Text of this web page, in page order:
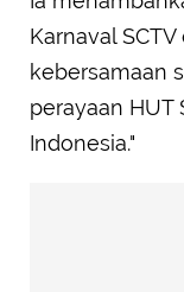
Karnaval
kebersamaan
perayaan HUT
Indonesia."